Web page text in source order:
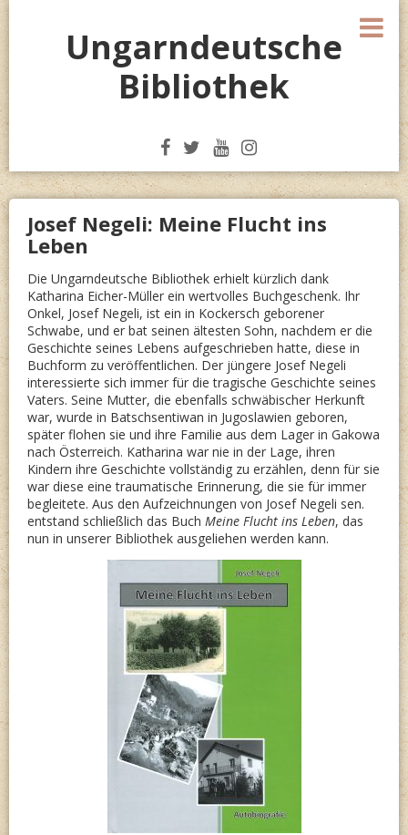
Ungarndeutsche
Bibliothek
Josef Negeli: Meine Flucht ins
Leben
Die Ungarndeutsche Bibliothek erhielt kürzlich dank
Katharina Eicher-Müller ein wertvolles Buchgeschenk. Ihr
Onkel, Josef Negeli, ist ein in Kockersch geborener
Schwabe, und er bat seinen ältesten Sohn, nachdem er die
Geschichte seines Lebens aufgeschrieben hatte, diese in
Buchform zu veröffentlichen. Der jüngere Josef Negeli
interessierte sich immer für die tragische Geschichte seines
Vaters. Seine Mutter, die ebenfalls schwäbischer Herkunft
war, wurde in Batschsentiwan in Jugoslawien geboren,
später flohen sie und ihre Familie aus dem Lager in Gakowa
nach Österreich. Katharina war nie in der Lage, ihren
Kindern ihre Geschichte vollständig zu erzählen, denn für sie
war diese eine traumatische Erinnerung, die sie für immer
begleitete. Aus den Aufzeichnungen von Josef Negeli sen.
entstand schließlich das Buch Meine Flucht ins Leben, das
nun in unserer Bibliothek ausgeliehen werden kann.